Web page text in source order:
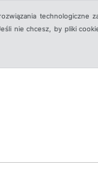
technologiczne
nie chcesz, by pliki